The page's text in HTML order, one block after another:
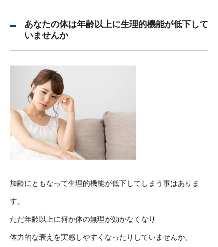
あなたの体は年齢以上に生理的機能が低下して
いませんか
加齢にともなって生理的機能が低下してしまう事はありま
す。
ただ年齢以上に何か体の無理が効かなくなり
体力的な衰えを実感しやすくなったりしていませんか。